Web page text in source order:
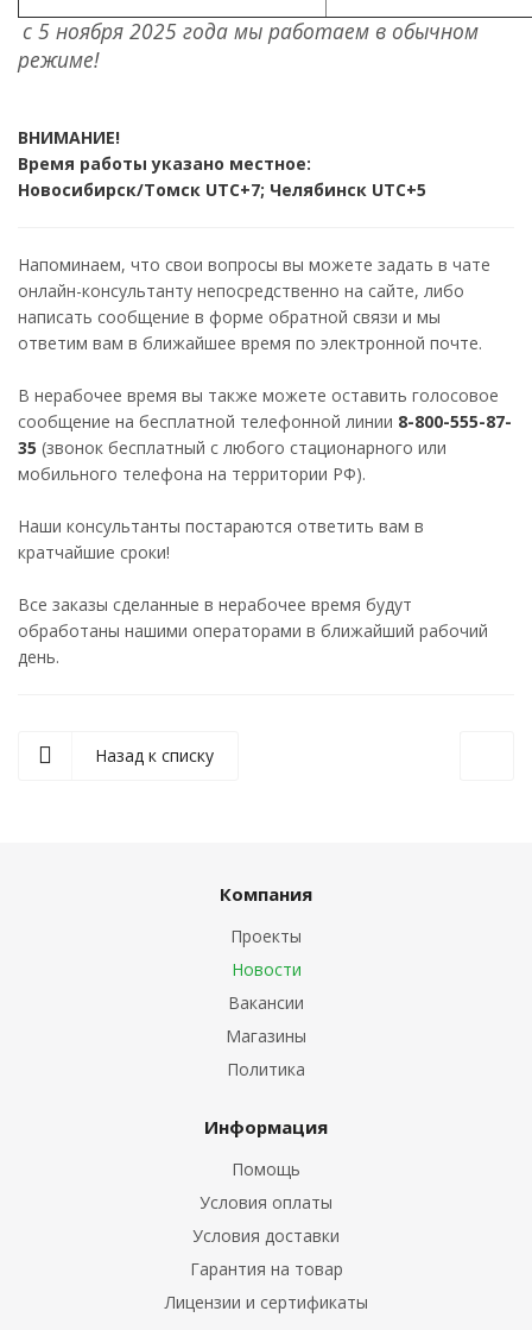
с 5 ноября 2025 года мы работаем в обычном
режиме!
ВНИМАНИЕ!
Время работы указано местное:
Новосибирск/Томск UTC+7; Челябинск UTC+5
Напоминаем, что свои вопросы вы можете задать в чате
онлайн-консультанту непосредственно на сайте, либо
написать сообщение в форме обратной связи и мы
ответим вам в ближайшее время по электронной почте.
В нерабочее время вы также можете оставить голосовое
сообщение на бесплатной телефонной линии 8-800-555-87-
35 (звонок бесплатный с любого стационарного или
мобильного телефона на территории РФ).
Наши консультанты постараются ответить вам в
кратчайшие сроки!
Все заказы сделанные в нерабочее время будут
обработаны нашими операторами в ближайший рабочий
день.
Назад к списку
Компания
Проекты
Новости
Вакансии
Магазины
Политика
Информация
Помощь
Условия оплаты
Условия доставки
Гарантия на товар
Лицензии и сертификаты